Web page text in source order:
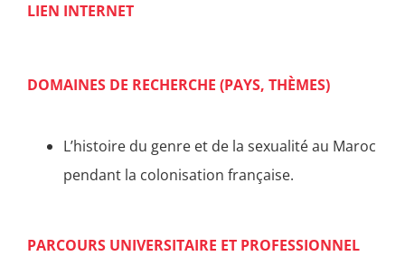
LIEN INTERNET
DOMAINES DE RECHERCHE (PAYS, THÈMES)
L’histoire du genre et de la sexualité au Maroc
pendant la colonisation française.
PARCOURS UNIVERSITAIRE ET PROFESSIONNEL